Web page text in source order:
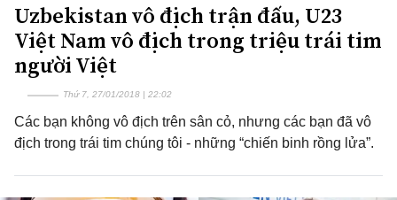
Uzbekistan vô địch trận đấu, U23
Việt Nam vô địch trong triệu trái tim
người Việt
Thứ 7, 27/01/2018 | 22:02
Các bạn không vô địch trên sân cỏ, nhưng các bạn đã vô
địch trong trái tim chúng tôi - những “chiến binh rồng lửa”.